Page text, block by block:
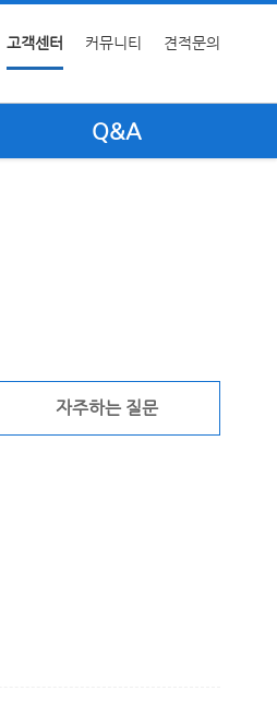
고객센터 커뮤니티 견적문의
Q&A
자주하는 질문